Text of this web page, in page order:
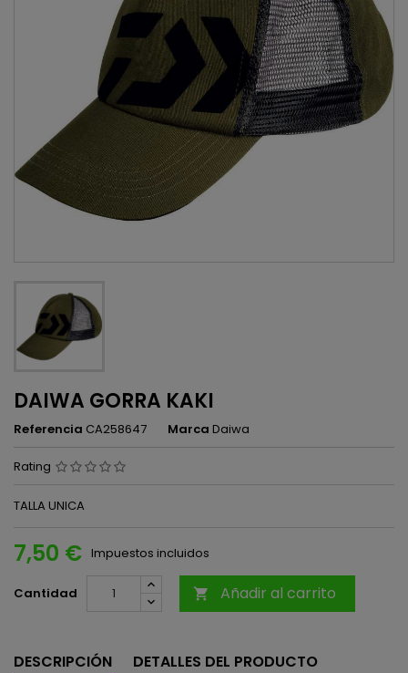
DAIWA GORRA KAKI
Referencia CA258647 Marca Daiwa
Rating
TALLA UNICA
7,50 € Impuestos incluidos
Cantidad  Añadir al carrito
DESCRIPCIÓN
DETALLES DEL PRODUCTO